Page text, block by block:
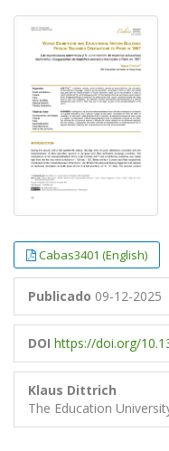
Cabas3401 (English)
Publicado 09-12-2025
DOI https://doi.org/
Klaus Dittrich
The Education